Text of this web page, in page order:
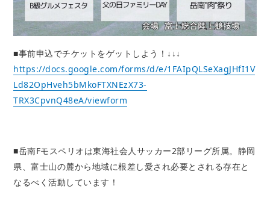
■事前申込でチケットをゲットしよう！↓↓↓
https://docs.google.com/forms/d/e/1FAIpQLSeXagJHfI1V
Ld82OpHveh5bMkoFTXNEzX73-
TRX3CpvnQ48eA/viewform
■岳南Fモスペリオは東海社会人サッカー2部リーグ所属。静岡
県、富士山の麓から地域に根差し愛され必要とされる存在と
なるべく活動しています！